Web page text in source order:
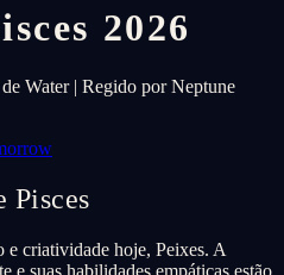
2026
Water | Regido por Neptune
Pisces
e criatividade hoje, Peixes. A
e suas habilidades empáticas estão